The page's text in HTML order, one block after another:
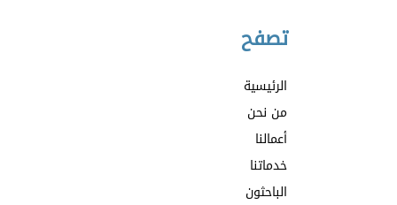
تصفح
الرئيسية
من نحن
أعمالنا
خدماتنا
الباحثون